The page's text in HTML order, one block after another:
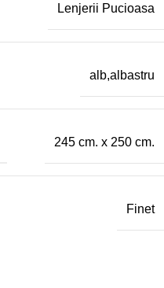
Lenjerii Pucioasa
alb,albastru
245 cm. x 250 cm.
Finet